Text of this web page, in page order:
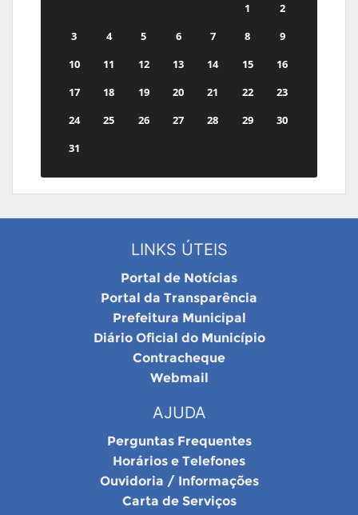
1
2
3
4 5 6 7 8
9
10
11 12 13 14 15
16
17
18 19 20 21 22
23
24
25 26 27 28 29
30
31
LINKS ÚTEIS
Portal de Notícias
Portal da Transparência
Prefeitura Municipal
Diário Oficial do Município
Contracheque
Webmail
AJUDA
Perguntas Frequentes
Horários e Telefones
Ouvidoria / Informações
Carta de Serviços